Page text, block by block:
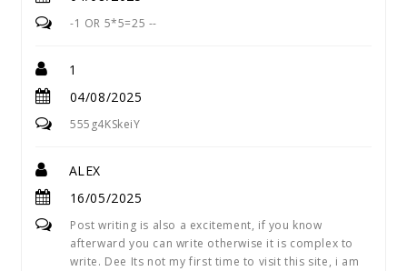
-1 OR 5*5=25 --
1
04/08/2025
555g4KSkeiY
ALEX
16/05/2025
Post writing is also a excitement, if you know
afterward you can write otherwise it is complex to
write. Dee Its not my first time to visit this site, i am